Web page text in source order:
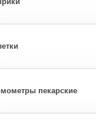
пекарские